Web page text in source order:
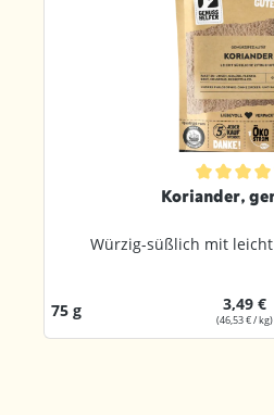
Koriander,
Würzig-süßlich mit
75 g 3,49 €
(46,53 € / kg)